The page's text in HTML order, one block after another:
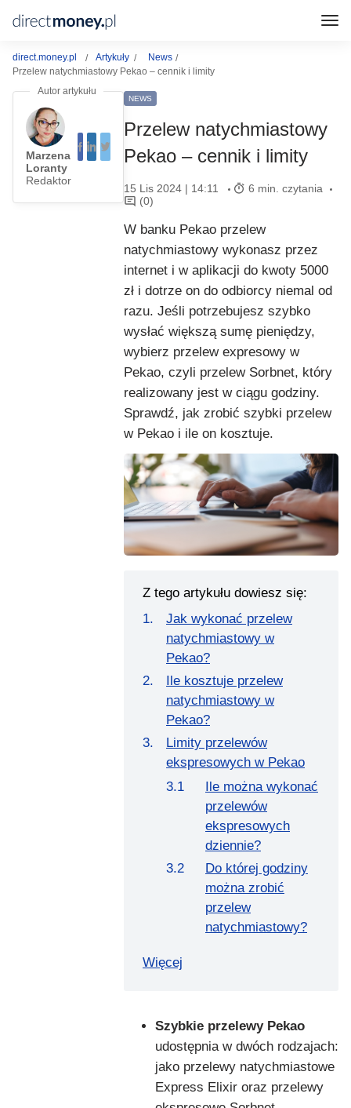
direct.money.pl Artykuły
News
Przelew natychmiastowy Pekao – cennik i limity
Marzena
Loranty
Redaktor
NEWS
Przelew natychmiastowy
Pekao – cennik i limity
15 Lis 2024 | 14:11
6 min. czytania
(0)
W banku Pekao przelew
natychmiastowy wykonasz przez
internet i w aplikacji do kwoty 5000
zł i dotrze on do odbiorcy niemal od
razu. Jeśli potrzebujesz szybko
wysłać większą sumę pieniędzy,
wybierz przelew expresowy w
Pekao, czyli przelew Sorbnet, który
realizowany jest w ciągu godziny.
Sprawdź, jak zrobić szybki przelew
w Pekao i ile on kosztuje.
Z tego artykułu dowiesz się:
Jak wykonać przelew
natychmiastowy w
Pekao?
Ile kosztuje przelew
natychmiastowy w
Pekao?
Limity przelewów
ekspresowych w Pekao
Ile można wykonać
przelewów
ekspresowych
dziennie?
Do której godziny
można zrobić
przelew
natychmiastowy?
Więcej
Szybkie przelewy Pekao
udostępnia w dwóch rodzajach:
jako przelewy natychmiastowe
Express Elixir oraz przelewy